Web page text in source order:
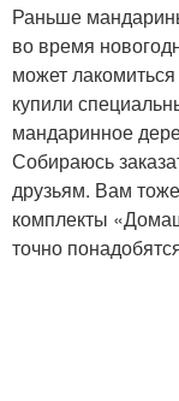
Раньше
во время
может
купили
мандаринное
Собираюсь
друзьям. Вам
комплекты
точно